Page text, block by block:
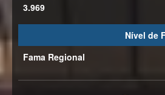
3.969
Nível de
Fama Regional